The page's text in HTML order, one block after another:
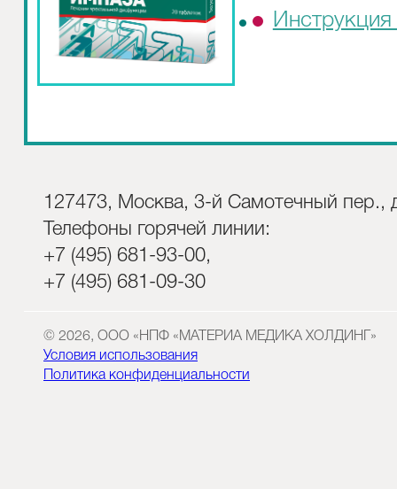
127473, Москва, 3-й Самотечный пер.,
Телефоны горячей линии:
+7 (495) 681-93-00,
+7 (495) 681-09-30
© 2026, ООО «НПФ «МАТЕРИА МЕДИКА ХОЛДИНГ»
Условия использования
Политика конфиденциальности